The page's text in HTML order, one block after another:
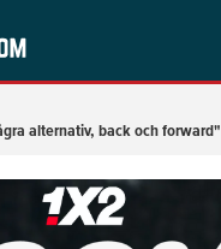
alternativ, back och forward"